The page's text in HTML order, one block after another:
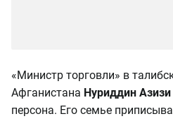
«Министр торговли» в
Афганистана Нуриддин Азизи
персона. Его семье